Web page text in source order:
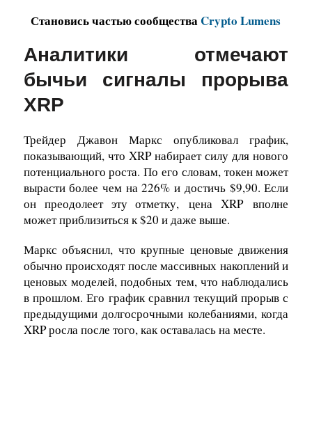
Становись частью сообществаCrypto Lumens
Аналитики отмечают
бычьи сигналы прорыва
XRP
Трейдер Джавон Маркс опубликовал график,
показывающий, что XRP набирает силу для нового
потенциального роста. По его словам, токен может
вырасти более чем на 226% и достичь $9,90. Если
он преодолеет эту отметку,цена XRPвполне
может приблизиться к $20 и даже выше.
Маркс объяснил, что крупные ценовые движения
обычно происходят после массивных накоплений и
ценовых моделей, подобных тем, что наблюдались
в прошлом. Его график сравнил текущий прорыв с
предыдущими долгосрочными колебаниями, когда
XRP росла после того, как оставалась на месте.